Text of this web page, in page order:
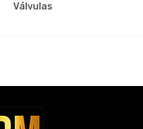
Válvulas